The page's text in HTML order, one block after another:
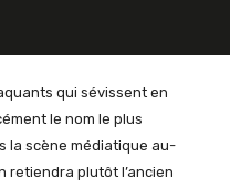
qui sévissent en
le nom le plus
la scène médiatique au-
retiendra plutôt l’ancien